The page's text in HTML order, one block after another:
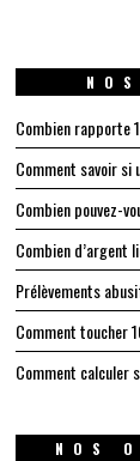
Combien rapporte
Comment savoir si
Combien pouvez-
Combien d’argent
Prélèvements
Comment toucher
Comment calculer
NOS